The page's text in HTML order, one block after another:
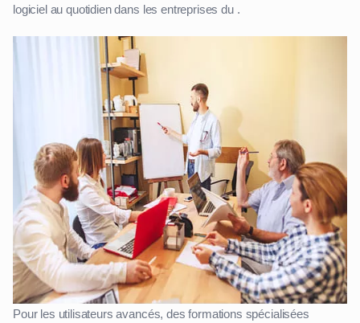
logiciel au quotidien dans les entreprises du .
Pour les utilisateurs avancés, des formations spécialisées